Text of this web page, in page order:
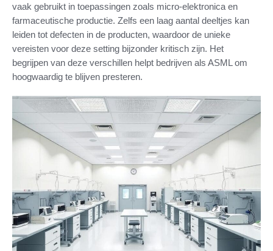
vaak gebruikt in toepassingen zoals micro-elektronica en
farmaceutische productie. Zelfs een laag aantal deeltjes kan
leiden tot defecten in de producten, waardoor de unieke
vereisten voor deze setting bijzonder kritisch zijn. Het
begrijpen van deze verschillen helpt bedrijven als ASML om
hoogwaardig te blijven presteren.